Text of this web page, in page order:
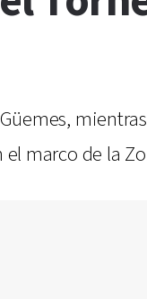
marco de la